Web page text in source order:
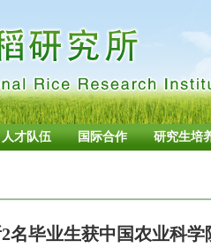
人才队伍 国际合作 研究生培
名毕业生获中国农业科